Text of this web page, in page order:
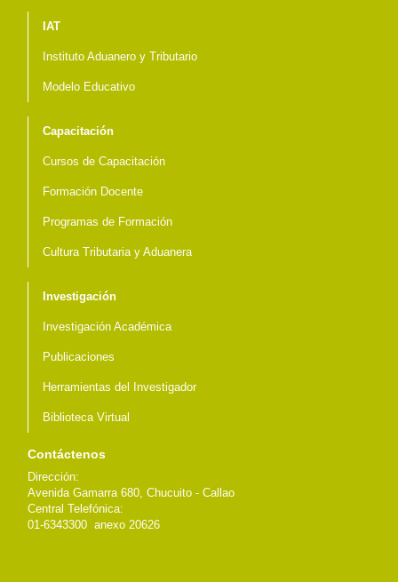
Menú del pie
IAT
Instituto Aduanero y Tributario
Modelo Educativo
Capacitación
Cursos de Capacitación
Formación Docente
Programas de Formación
Cultura Tributaria y Aduanera
Investigación
Investigación Académica
Publicaciones
Herramientas del Investigador
Biblioteca Virtual
Contáctenos
Dirección:
Avenida Gamarra 680, Chucuito - Callao
Central Telefónica:
01-6343300 anexo 20626